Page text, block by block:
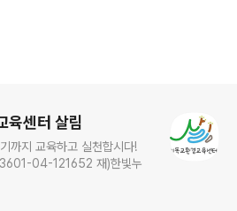
육센터 살림
까지 교육하고 실천합시다!
04-121652 재)한빛누